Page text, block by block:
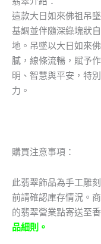
這款大日如來佛祖吊
基調並伴隨深綠塊狀
地。吊墜以大日如來
膩，線條流暢，賦予
明、智慧與平安，特
力。
購買注意事項：
此翡翠飾品為手工雕
前請確認庫存情況。
的翡翠營業點寄送至
品細則。